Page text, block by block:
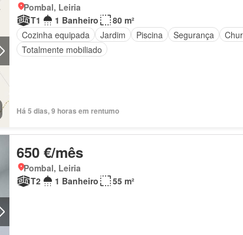
Pombal, Leiria
T1
1 Banheiro
80 m²
Cozinha equipada
Jardim Piscina Segurança
Totalmente mobiliado
Há 5 dias, 9 horas em rentumo
650 €/mês
Pombal, Leiria
T2
1 Banheiro 55 m²